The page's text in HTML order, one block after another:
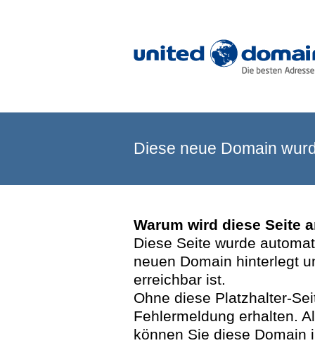
Diese neue Domain
Warum wird diese Seite
Diese Seite wurde
neuen Domain hinterlegt
erreichbar ist.
Ohne diese Platzhalter-
Fehlermeldung erhalten.
können Sie diese Domain